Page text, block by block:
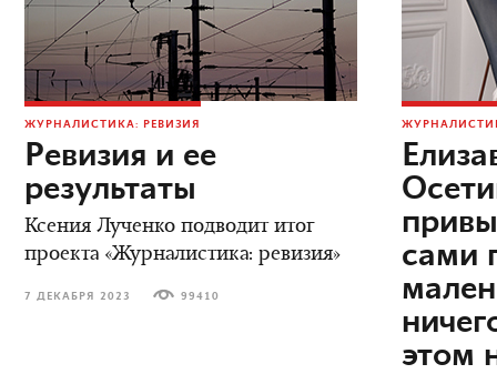
ЖУРНАЛИСТИКА: РЕВИЗИЯ
Ревизия и ее
результаты
Ксения Лученко подводит итог
проекта «Журналистика: ревизия»
7 ДЕКАБРЯ 2023 99410
сами
этом